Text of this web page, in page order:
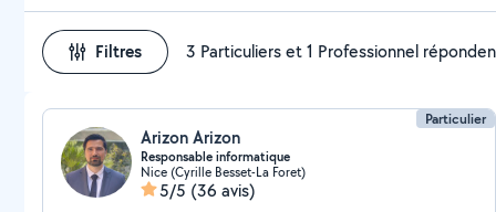
Filtres 3 Particuliers et 1 Professionnel
Particulier
Arizon Arizon
Responsable informatique
Nice (Cyrille Besset-La Foret)
5/5 (36 avis)